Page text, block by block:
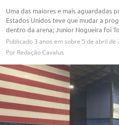
Uma das maiores e mais aguardadas
Estados Unidos teve que mudar a
dentro da arena; Junior Nogueira foi
Publicado3 anos em sobre 5 de abril de
Por Redação Cavalus